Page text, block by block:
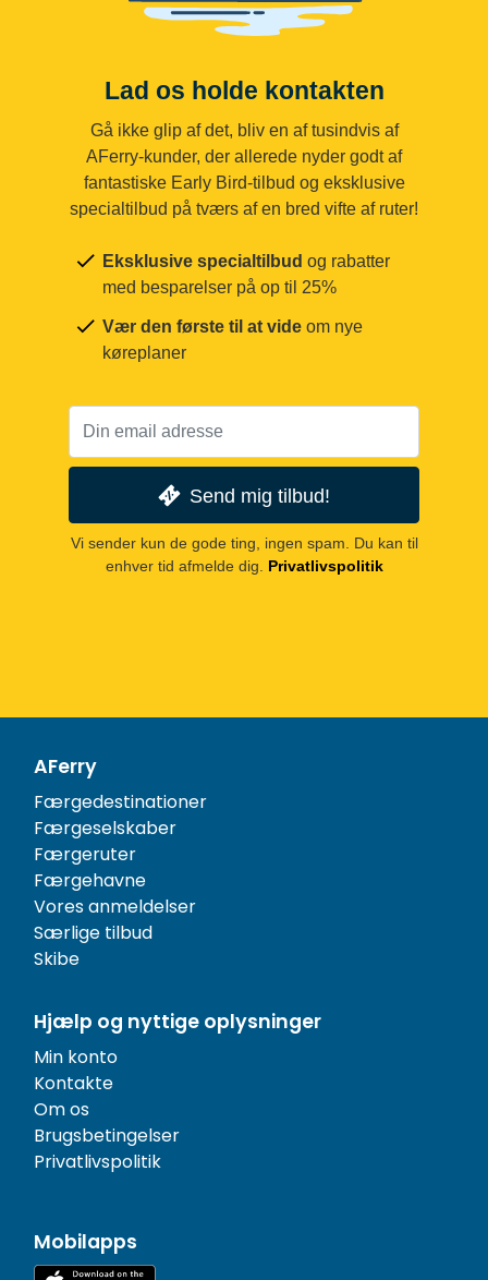
Lad os holde kontakten
Gå ikke glip af det, bliv en af tusindvis af
AFerry-kunder, der allerede nyder godt af
fantastiske Early Bird-tilbud og eksklusive
specialtilbud på tværs af en bred vifte af ruter!
Eksklusive specialtilbud og rabatter
med besparelser på op til 25%
Vær den første til at vide om nye
køreplaner
Send mig tilbud!
Vi sender kun de gode ting, ingen spam. Du kan til
enhver tid afmelde dig.
Privatlivspolitik
AFerry
Færgedestinationer
Færgeselskaber
Færgeruter
Færgehavne
Vores anmeldelser
Særlige tilbud
Skibe
Hjælp og nyttige oplysninger
Min konto
Kontakte
Om os
Brugsbetingelser
Privatlivspolitik
Mobilapps